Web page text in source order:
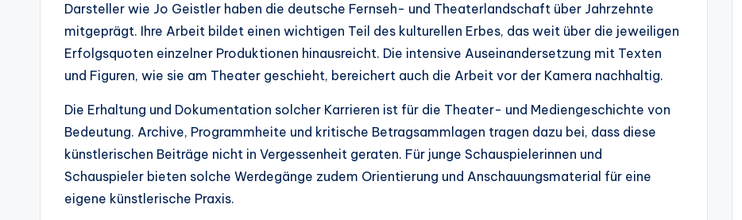
Darsteller wie Jo Geistler haben die deutsche Fernseh- und Theaterlandschaft über Jahrzehnte
mitgeprägt. Ihre Arbeit bildet einen wichtigen Teil des kulturellen Erbes, das weit über die jeweiligen
Erfolgsquoten einzelner Produktionen hinausreicht. Die intensive Auseinandersetzung mit Texten
und Figuren, wie sie am Theater geschieht, bereichert auch die Arbeit vor der Kamera nachhaltig.
Die Erhaltung und Dokumentation solcher Karrieren ist für die Theater- und Mediengeschichte von
Bedeutung. Archive, Programmheite und kritische Betragsammlagen tragen dazu bei, dass diese
künstlerischen Beiträge nicht in Vergessenheit geraten. Für junge Schauspielerinnen und
Schauspieler bieten solche Werdegänge zudem Orientierung und Anschauungsmaterial für eine
eigene künstlerische Praxis.